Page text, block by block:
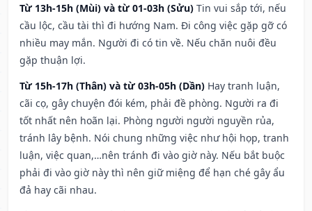
Từ 13h-15h (Mùi) và từ 01-03h (Sửu) Tin vui sắp tới, nếu
cầu lộc, cầu tài thì đi hướng Nam. Đi công việc gặp gỡ có
nhiều may mắn. Người đi có tin về. Nếu chăn nuôi đều
gặp thuận lợi.
Từ 15h-17h (Thân) và từ 03h-05h (Dần) Hay tranh luận,
cãi cọ, gây chuyện đói kém, phải đề phòng. Người ra đi
tốt nhất nên hoãn lại. Phòng người người nguyền rủa,
tránh lây bệnh. Nói chung những việc như hội họp, tranh
luận, việc quan,…nên tránh đi vào giờ này. Nếu bắt buộc
phải đi vào giờ này thì nên giữ miệng để hạn ché gây ẩu
đả hay cãi nhau.